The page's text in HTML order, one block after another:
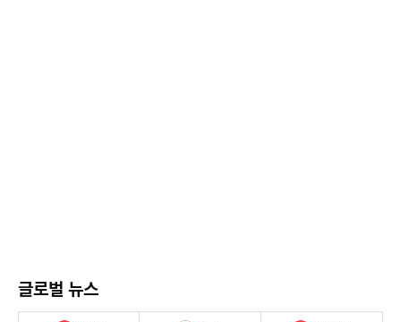
글로벌 뉴스